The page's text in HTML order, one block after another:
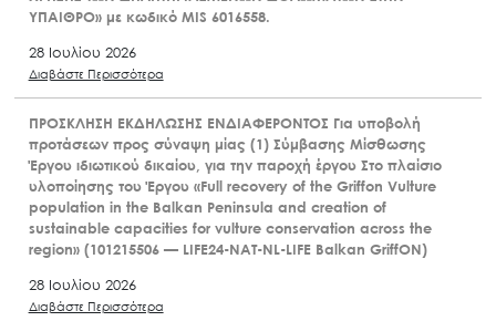
ΥΠΑΙΘΡΟ» με κωδικό MIS 6016558.
28 Ιουλίου 2026
Διαβάστε Περισσότερα
ΠΡΟΣΚΛΗΣΗ ΕΚΔΗΛΩΣΗΣ ΕΝΔΙΑΦΕΡΟΝΤΟΣ Για υποβολή
προτάσεων προς σύναψη μίας (1) Σύμβασης Μίσθωσης
Έργου ιδιωτικού δικαίου, για την παροχή έργου Στο πλαίσιο
υλοποίησης του Έργου «Full recovery of the Griffon Vulture
population in the Balkan Peninsula and creation of
sustainable capacities for vulture conservation across the
region» (101215506 — LIFE24-NAT-NL-LIFE Balkan GriffON)
28 Ιουλίου 2026
Διαβάστε Περισσότερα